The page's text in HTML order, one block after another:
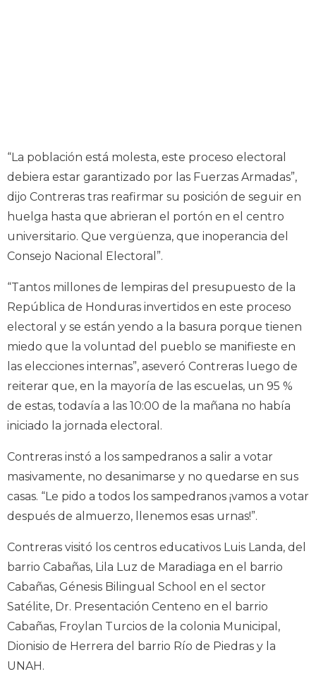
“La población está molesta, este proceso electoral
debiera estar garantizado por las Fuerzas Armadas”,
dijo Contreras tras reafirmar su posición de seguir en
huelga hasta que abrieran el portón en el centro
universitario. Que vergüenza, que inoperancia del
Consejo Nacional Electoral”.
“Tantos millones de lempiras del presupuesto de la
República de Honduras invertidos en este proceso
electoral y se están yendo a la basura porque tienen
miedo que la voluntad del pueblo se manifieste en
las elecciones internas”, aseveró Contreras luego de
reiterar que, en la mayoría de las escuelas, un 95 %
de estas, todavía a las 10:00 de la mañana no había
iniciado la jornada electoral.
Contreras instó a los sampedranos a salir a votar
masivamente, no desanimarse y no quedarse en sus
casas. “Le pido a todos los sampedranos ¡vamos a votar
después de almuerzo, llenemos esas urnas!”.
Contreras visitó los centros educativos Luis Landa, del
barrio Cabañas, Lila Luz de Maradiaga en el barrio
Cabañas, Génesis Bilingual School en el sector
Satélite, Dr. Presentación Centeno en el barrio
Cabañas, Froylan Turcios de la colonia Municipal,
Dionisio de Herrera del barrio Río de Piedras y la
UNAH.